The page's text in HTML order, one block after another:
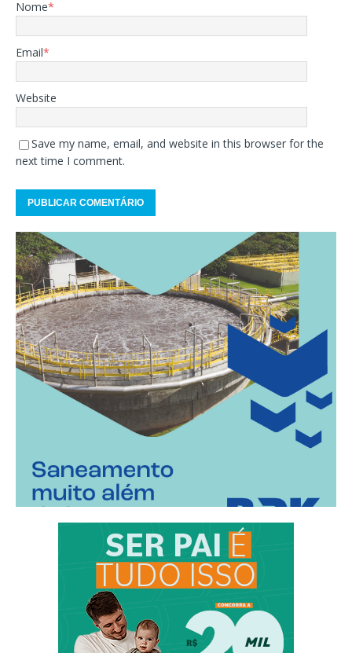
Nome*
Email*
Website
Save my name, email, and website in this browser for the
next time I comment.